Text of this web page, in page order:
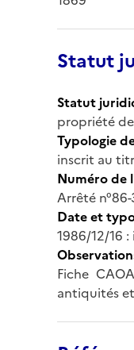
Statut
Statut
propriété
Typologie
inscrit au
Numéro de
Arrêté
Date et
1986/12/16
Fiche
antiquités